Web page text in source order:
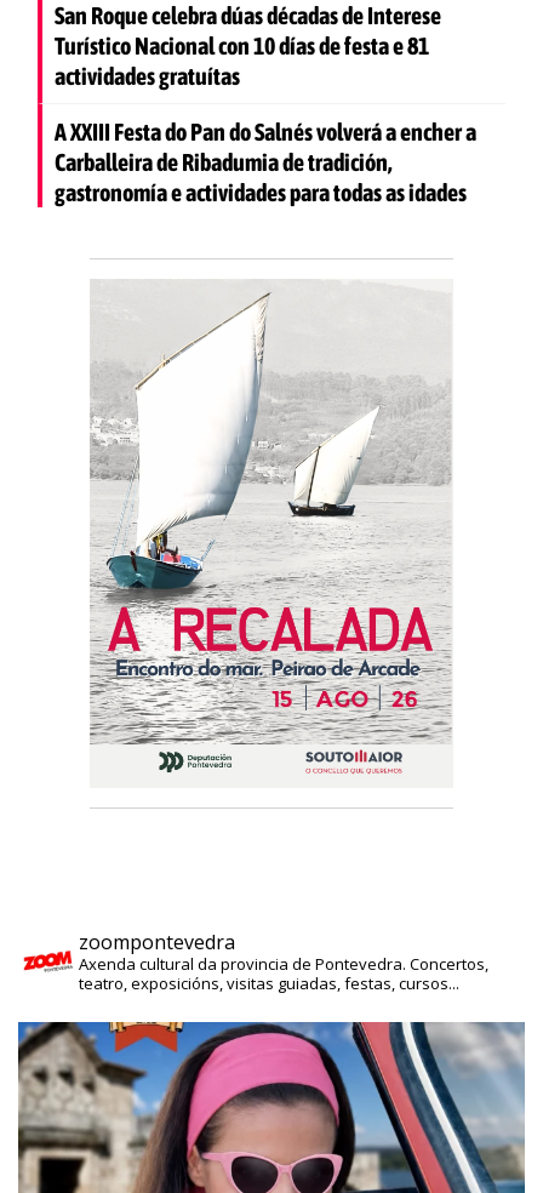
San Roque celebra dúas décadas de Interese
Turístico Nacional con 10 días de festa e 81
actividades gratuítas
A XXIII Festa do Pan do Salnés volverá a encher a
Carballeira de Ribadumia de tradición,
gastronomía e actividades para todas as idades
zoompontevedra
Axenda cultural da provincia de Pontevedra. Concertos,
teatro, exposicións, visitas guiadas, festas, cursos...